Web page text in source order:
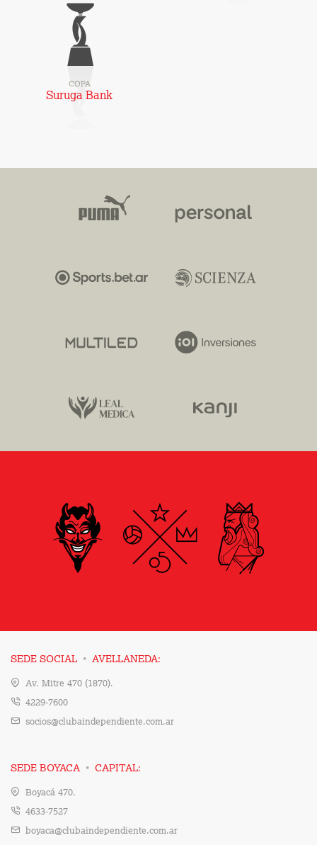
COPA
Suruga Bank
SEDE SOCIAL · AVELLANEDA:
Av. Mitre 470 (1870).
4229-7600
socios@clubaindependiente.com.ar
SEDE BOYACA · CAPITAL:
Boyacá 470.
4633-7527
boyaca@clubaindependiente.com.ar